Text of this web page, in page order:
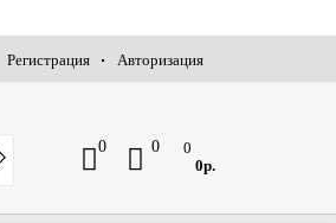
Регистрация Авторизация
0 0
0
0р.